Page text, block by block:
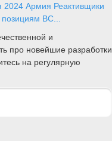
2024 Армия Реактивщики
ВС...
и
про новейшие разработки
на регулярную